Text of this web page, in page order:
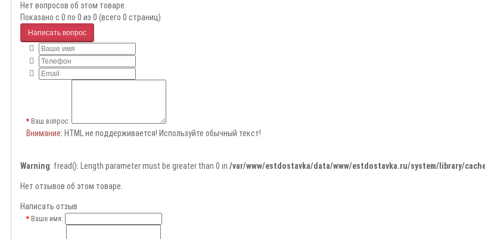
Нет вопросов об этом товаре.
Показано с 0 по 0 из 0 (всего 0 страниц)
Написать вопрос
Ваш вопрос:
Внимание: HTML не поддерживается! Используйте обычный текст!
Warning: fread(): Length parameter must be greater than 0 in /var/www/estdostavka/data/www/estdostavka.ru/system/library/
Нет отзывов об этом товаре.
Написать отзыв
Ваше имя: